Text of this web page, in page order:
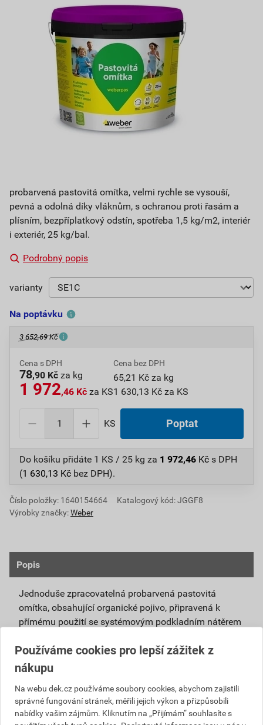
probarvená pastovitá omítka, velmi rychle se vysouší,
pevná a odolná díky vláknům, s ochranou proti řasám a
plísním, bezpříplatkový odstín, spotřeba 1,5 kg/m2, interiér
i exteriér, 25 kg/bal.
Podrobný popis
varianty
Na poptávku
3 652,69 Kč
Cena s DPH
78,90 Kč za kg
1 972,46 Kč za KS
Cena bez DPH
65,21 Kč za kg
1 630,13 Kč za KS
KS Poptat
Do košíku přidáte 1 KS / 25 kg za 1 972,46 Kč s DPH
(1 630,13 Kč bez DPH).
Číslo položky: 1640154664
Katalogový kód: JGGF8
Výrobky značky:Weber
Popis
Jednoduše zpracovatelná probarvená pastovitá
omítka, obsahující organické pojivo, připravená k
přímému použití se systémovým podkladním nátěrem
Vlivem ochlazování vnějšího souvrství
zateplovacích systémů v nočních hodinách,
dochází ke kondenzaci vody na povrchu, která
vytváří živnou půdu pro růst nevzhledných řas.
Povrch omítky weberpas aquaBalance dokáže
Používáme cookies pro lepší zážitek z
nákupu
Na webu dek.cz používáme soubory cookies, abychom zajistili
správné fungování stránek, měřili jejich výkon a přizpůsobili
nabídky vašim zájmům. Kliknutím na „Přijímám“ souhlasíte s